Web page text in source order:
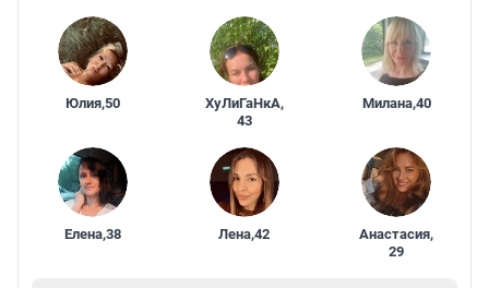
Юлия,50 ХуЛиГаНкА,
43
Милана,40
Елена,38 Лена,42 Анастасия,
29